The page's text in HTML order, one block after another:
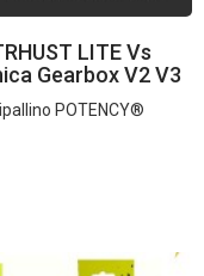
LITE Vs
Gearbox V2 V3
POTENCY®